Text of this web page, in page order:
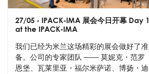
27/05 - IPACK-IMA 展会今日开幕 Day 1
at the IPACK-IMA
我们已经为米兰这场精彩的展会做好了准
备。公司的专家团队 —— 莫妮克・范罗
恩堡、瓦莱里亚・福尔米萨诺、博扬・迪